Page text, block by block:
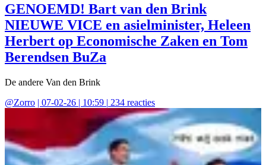
GENOEMD! Bart van den Brink
NIEUWE VICE en asielminister, Heleen
Herbert op Economische Zaken en Tom
Berendsen BuZa
De andere Van den Brink
@Zorro | 07-02-26 | 10:59 | 234 reacties